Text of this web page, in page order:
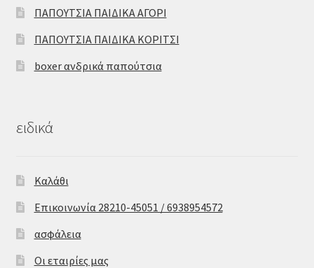
ΠΑΠΟΥΤΣΙΑ ΠΑΙΔΙΚΑ ΑΓΟΡΙ
ΠΑΠΟΥΤΣΙΑ ΠΑΙΔΙΚΑ ΚΟΡΙΤΣΙ
boxer ανδρικά παπούτσια
ειδικά
Καλάθι
Επικοινωνία 28210-45051 / 6938954572
ασφάλεια
Οι εταιρίες μας